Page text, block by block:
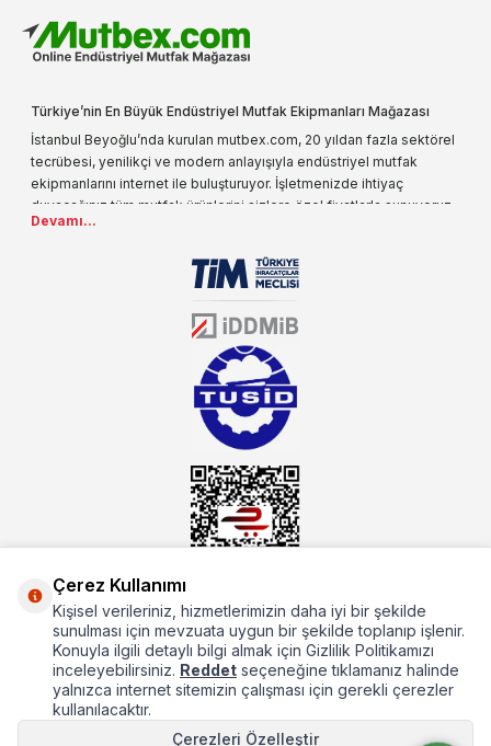
Türkiye’nin En Büyük Endüstriyel Mutfak Ekipmanları Mağazası
İstanbul Beyoğlu’nda kurulan mutbex.com, 20 yıldan fazla sektörel
tecrübesi, yenilikçi ve modern anlayışıyla endüstriyel mutfak
ekipmanlarını internet ile buluşturuyor. İşletmenizde ihtiyaç
duyacağınız tüm mutfak ürünlerini sizlere özel fiyatlarla sunuyoruz.
Endüstriyel mutfak malzemesi deyince akla gelen ilk adreslerden
sektörün farklı alanlarında da faliyet gösteren mutbex.com,
Öztiryakiler resmi bayisidir. Öztiryakiler ürünleri üzerinde büyük bir
donanıma sahip ekibi ile müşterilerine koşulsuz destek sunan
mutbex.com ile endüstriyel mutfak malzemeleri konusunda
alacağınız hizmet standartların her zaman üstünde olacaktır.
Devamı...
Hakkımızda
Hızlı Erişim
Popüler Kategoriler
Çerez Kullanımı
Kişisel verileriniz, hizmetlerimizin daha iyi bir şekilde
sunulması için mevzuata uygun bir şekilde toplanıp işlenir.
Konuyla ilgili detaylı bilgi almak için Gizlilik Politikamızı
inceleyebilirsiniz. Reddet seçeneğine tıklamanız halinde
yalnızca internet sitemizin çalışması için gerekli çerezler
kullanılacaktır.
Çerezleri Özelleştir